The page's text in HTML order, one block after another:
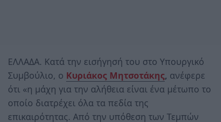
ΕΛΛΑΔΑ. Κατά την εισήγησή του στο Υπουργικό
Συμβούλιο, ο Κυριάκος Μητσοτάκης, ανέφερε
ότι «η μάχη για την αλήθεια είναι ένα μέτωπο το
οποίο διατρέχει όλα τα πεδία της
επικαιρότητας. Από την υπόθεση των Τεμπών